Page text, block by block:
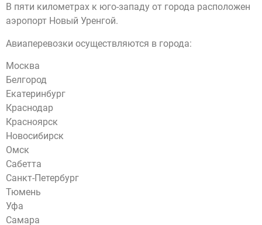
В пяти километрах к юго-западу от города расположен
аэропорт Новый Уренгой.
Авиаперевозки осуществляются в города:
Москва
Белгород
Екатеринбург
Краснодар
Красноярск
Новосибирск
Омск
Сабетта
Санкт-Петербург
Тюмень
Уфа
Самара